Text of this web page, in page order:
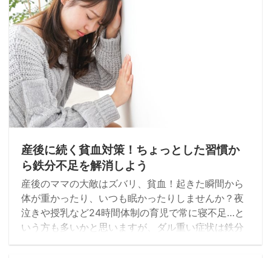
産後に続く貧血対策！ちょっとした習慣か
ら鉄分不足を解消しよう
産後のママの大敵はズバリ、貧血！起きた瞬間から
体が重かったり、いつも眠かったりしませんか？夜
泣きや授乳など24時間体制の育児で常に寝不足…と
いう方も多いかと思いますが、ダル重い症状は鉄分
不足も大きく影響しています。ママの体は妊娠中か